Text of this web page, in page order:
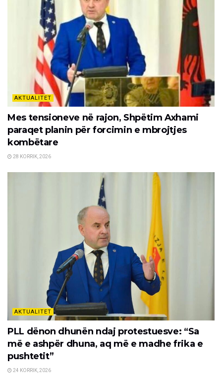
AKTUALITET
Mes tensioneve në rajon, Shpëtim Axhami
paraqet planin për forcimin e mbrojtjes
kombëtare
28 KORRIK, 2026
AKTUALITET
PLL dënon dhunën ndaj protestuesve: “Sa
më e ashpër dhuna, aq më e madhe frika e
pushtetit”
24 KORRIK, 2026